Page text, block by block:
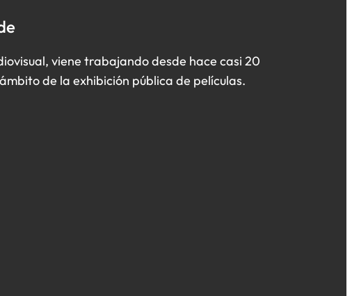
viene trabajando desde hace casi 20
de la exhibición pública de películas.